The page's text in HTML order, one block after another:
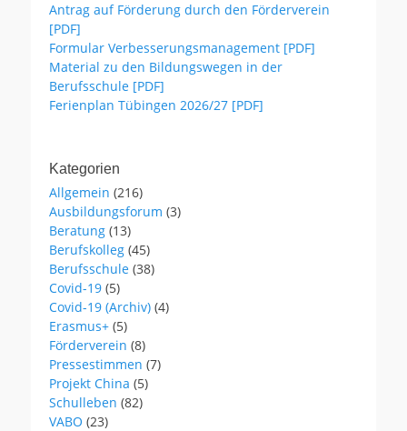
Antrag auf Förderung durch den Förderverein
[PDF]
Formular Verbesserungsmanagement [PDF]
Material zu den Bildungswegen in der
Berufsschule [PDF]
Ferienplan Tübingen 2026/27 [PDF]
Kategorien
Allgemein (216)
Ausbildungsforum (3)
Beratung (13)
Berufskolleg (45)
Berufsschule (38)
Covid-19 (5)
Covid-19 (Archiv) (4)
Erasmus+ (5)
Förderverein (8)
Pressestimmen (7)
Projekt China (5)
Schulleben (82)
VABO (23)